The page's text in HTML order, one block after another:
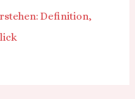
Definition,